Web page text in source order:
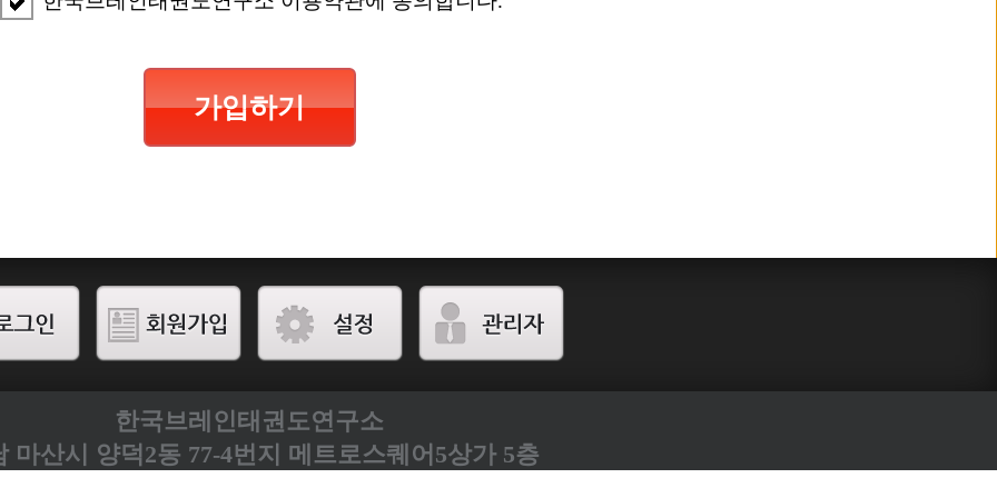
가입하기
한국브레인태권도연구소
마산시 양덕2동 77-4번지 메트로스퀘어5상가 5층